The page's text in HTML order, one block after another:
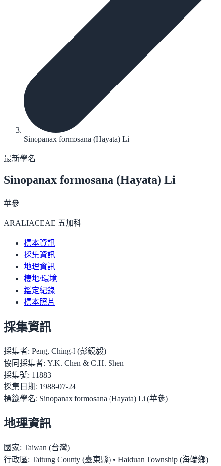
Sinopanax formosana (Hayata) Li
最新學名
Sinopanax formosana (Hayata) Li
華參
ARALIACEAE 五加科
標本資訊
採集資訊
地理資訊
棲地/環境
鑑定紀錄
標本照片
採集資訊
採集者: Peng, Ching-I (彭鏡毅)
協同採集者: Y.K. Chen & C.H. Shen
採集號: 11883
採集日期: 1988-07-24
標籤學名: Sinopanax formosana (Hayata) Li (華參)
地理資訊
國家: Taiwan (台灣)
行政區: Taitung County (臺東縣) • Haiduan Township (海端鄉)